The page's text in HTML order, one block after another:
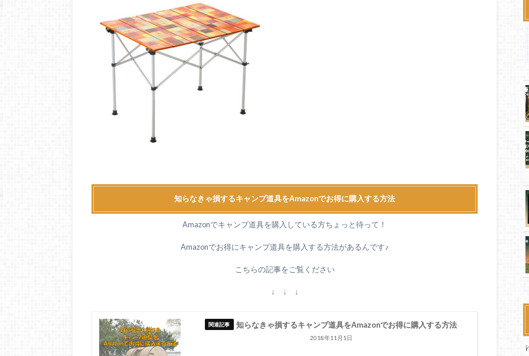
知らなきゃ損するキャンプ道具をAmazonでお得に購入する方法
Amazonでキャンプ道具を購入している方ちょっと待って！
Amazonでお得にキャンプ道具を購入する方法があるんです♪
こちらの記事をご覧ください
↓ ↓ ↓
知らなきゃ損するキャンプ道具をAmazonでお得に購入する方法
2018年11月1日